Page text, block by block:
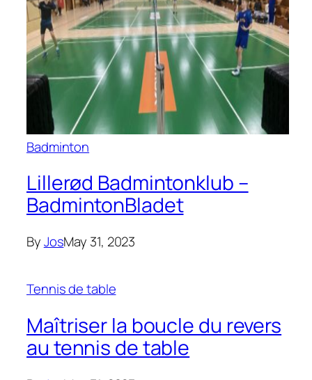
Badminton
Lillerød Badmintonklub –
BadmintonBladet
ByJosMay 31, 2023
Tennis de table
Maîtriser la boucle du revers
au tennis de table